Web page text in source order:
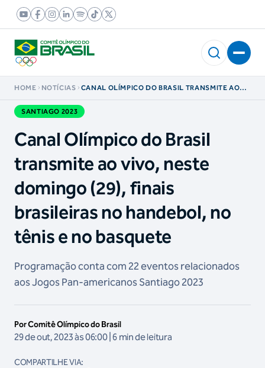
HOME NOTÍCIAS
CANAL OLÍMPICO DO BRASIL TRANSMITE AO
BRASILEIRAS NO HANDEBOL, NO TÊNIS E NO
BASQUETE
SANTIAGO 2023
Canal Olímpico do Brasil
transmite ao vivo, neste
domingo (29), finais
brasileiras no handebol, no
tênis e no basquete
Programação conta com 22 eventos relacionados
aos Jogos Pan-americanos Santiago 2023
Por Comitê Olímpico do Brasil
29 de out, 2023 às 06:00 | 6 min de leitura
COMPARTILHE VIA: